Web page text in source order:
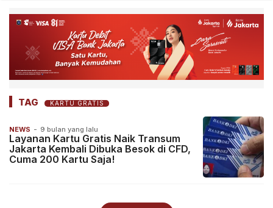
TAG KARTU GRATIS
NEWS - 9 bulan yang lalu
Layanan Kartu Gratis Naik Transum
Jakarta Kembali Dibuka Besok di CFD,
Cuma 200 Kartu Saja!